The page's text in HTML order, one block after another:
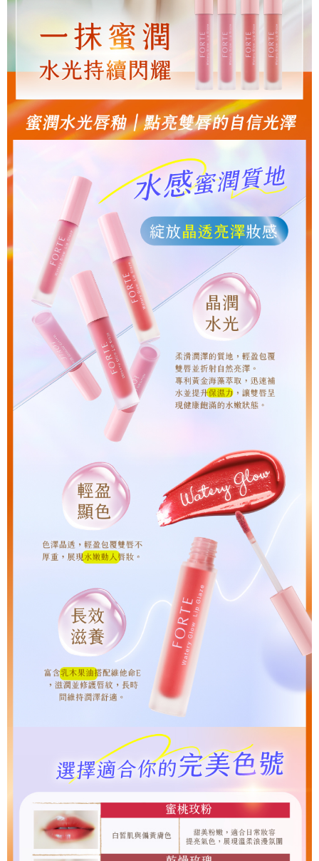
５．嚴禁一人註冊多個帳號或使用他人資訊註冊。若發現惡意使用之情形，
恩沛科技股份有限公司將有權停止該用戶之使用額度並採取法律行動。
每筆NT$90，滿NT$1,000(含以上)免運費
每筆NT$90，滿NT$1,000(含以上)免運費